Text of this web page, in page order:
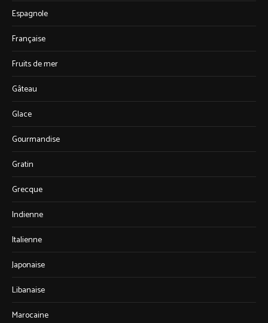
Espagnole
Française
Fruits de mer
Gâteau
Glace
Gourmandise
Gratin
Grecque
Indienne
Italienne
Japonaise
Libanaise
Marocaine